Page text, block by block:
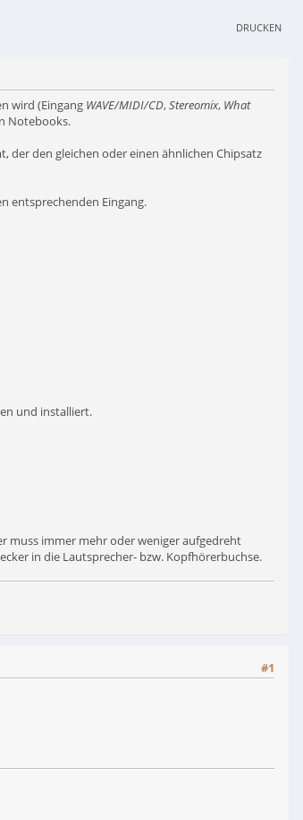
DRUCKEN
wird (Eingang WAVE/MIDI/CD,Stereomix, What
Notebooks.
der den gleichen oder einen ähnlichen Chipsatz
entsprechenden Eingang.
und installiert.
muss immer mehr oder weniger aufgedreht
in die Lautsprecher- bzw. Kopfhörerbuchse.
#1